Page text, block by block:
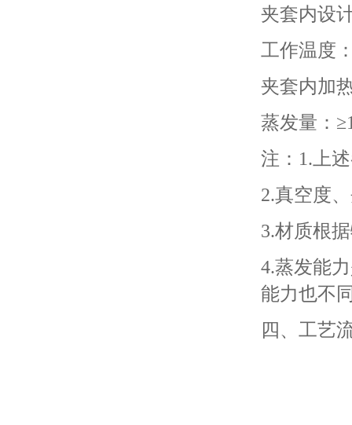
夹套内设
工作温度
夹套内加
蒸发量：
注：1.上
2.真空度
3.材质根
4.蒸发能
能力也不
四、工艺